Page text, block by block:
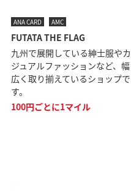
ANA CARD AMC
FUTATA THE FLAG
九州で展開している紳士服やカ
ジュアルファッションなど、幅
広く取り揃えているショップで
す。
100円ごとに1マイル